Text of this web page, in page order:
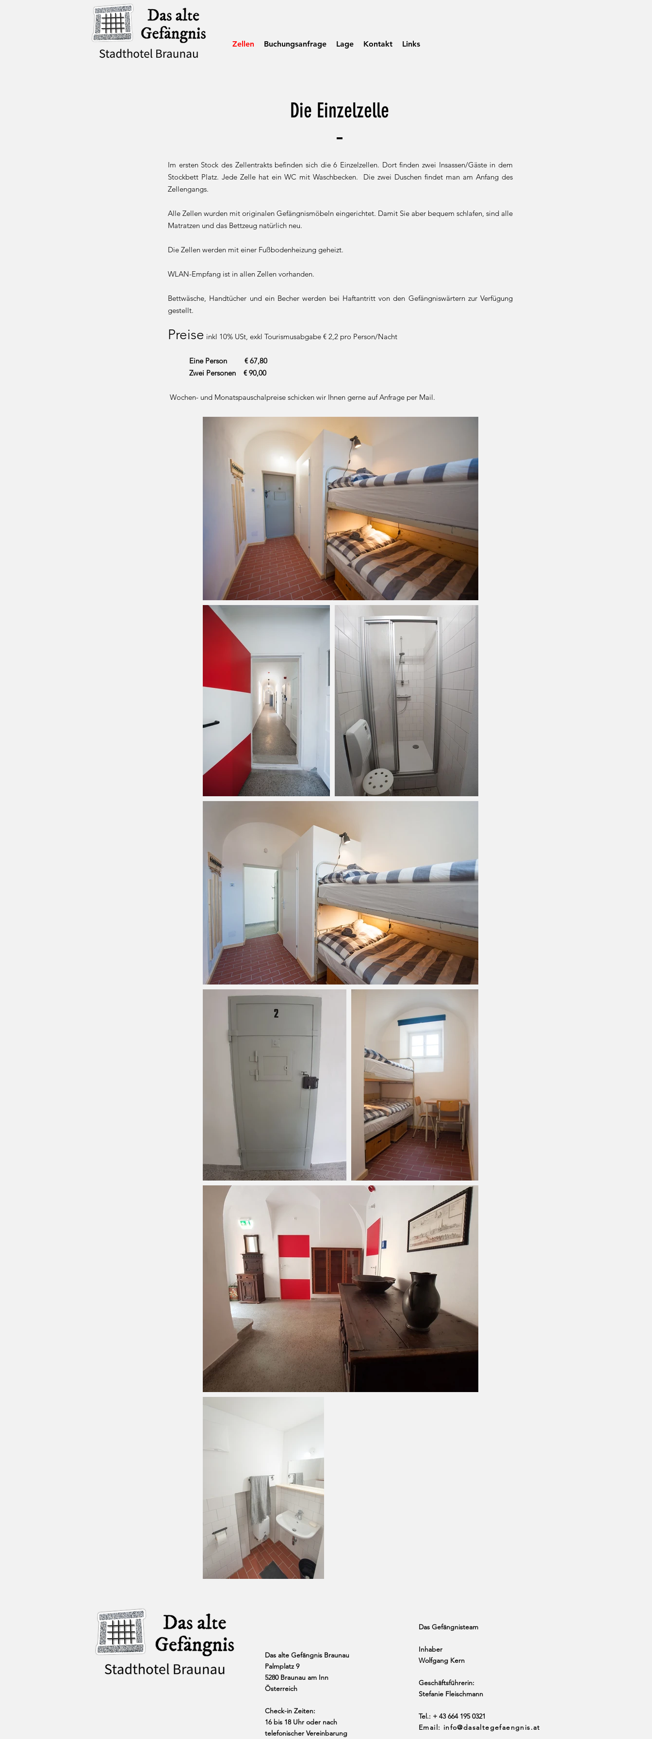
Zellen Buchungsanfrage Lage Kontakt Links
Die Einzelzelle
Im ersten Stock des Zellentrakts befinden sich die 6 Einzelzellen. Dort finden zwei Insassen/Gäste in dem
Stockbett Platz. Jede Zelle hat ein WC mit Waschbecken. Die zwei Duschen findet man am Anfang des
Zellengangs.
Alle Zellen wurden mit originalen Gefängnismöbeln eingerichtet. Damit Sie aber bequem schlafen, sind alle
Matratzen und das Bettzeug natürlich neu.
Die Zellen werden mit einer Fußbodenheizung geheizt.
WLAN-Empfang ist in allen Zellen vorhanden.
Bettwäsche, Handtücher und ein Becher werden bei Haftantritt von den Gefängniswärtern zur Verfügung
gestellt.
Preise inkl 10% USt, exkl Tourismusabgabe € 2,2 pro Person/Nacht
Eine Person € 67,80
Zwei Personen € 90,00
Wochen- und Monatspauschalpreise schicken wir Ihnen gerne auf Anfrage per Mail.
Das alte Gefängnis Braunau
Palmplatz 9
5280 Braunau am Inn
Österreich
Check-in Zeiten:
16 bis 18 Uhr oder nach
telefonischer Vereinbarung
Das Gefängnisteam
Inhaber
Wolfgang Kern
Geschäftsführerin:
Stefanie Fleischmann
Tel.: + 43 664 195 0321
Email: info@dasaltegefaengnis.at